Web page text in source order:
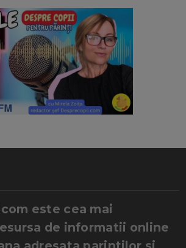
este cea mai
de informatii online